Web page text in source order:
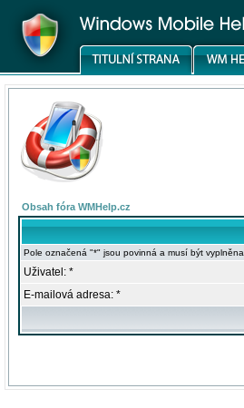
Obsah fóra WMHelp.cz
Pole označená "*" jsou povinná a musí být vyplněna
Uživatel: *
E-mailová adresa: *